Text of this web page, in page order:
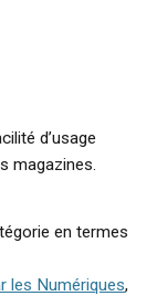
d’usage
magazines.
en termes
les Numériques,